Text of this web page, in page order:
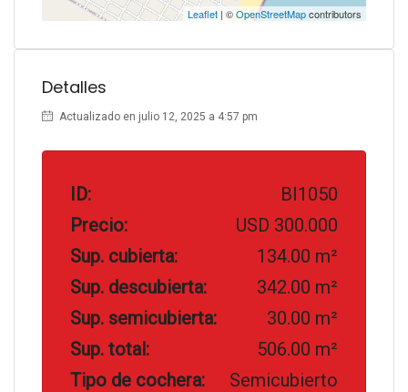
Leaflet | ©OpenStreetMapcontributors
Detalles
Actualizado en julio 12, 2025 a 4:57 pm
ID:
BI1050
Precio:
USD 300.000
Sup. cubierta:
134.00 m²
Sup. descubierta:
342.00 m²
Sup. semicubierta:
30.00 m²
Sup. total:
506.00 m²
Tipo de cochera:
Semicubierto